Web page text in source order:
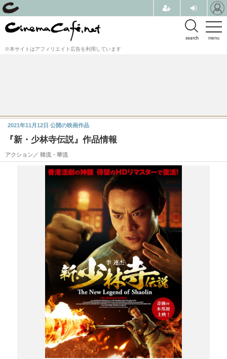
menu
search
※本サイトはアフィリエイト広告を利用しています
『新・少林寺伝説』作品情報
アクション／ 韓流・華流
2021年11月12日 公開の映画作品